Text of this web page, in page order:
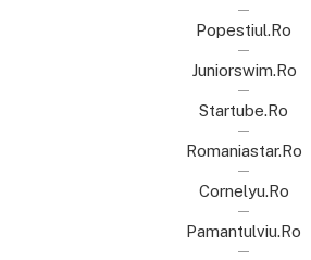
Popestiul.ro
Juniorswim.ro
Startube.ro
Romaniastar.ro
Cornelyu.ro
Pamantulviu.ro